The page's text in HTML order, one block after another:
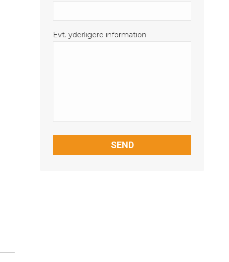
Evt. yderligere information